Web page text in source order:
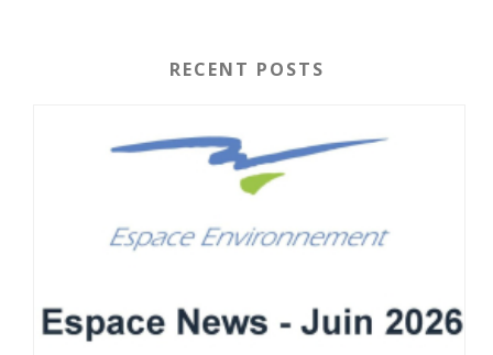
RECENT POSTS